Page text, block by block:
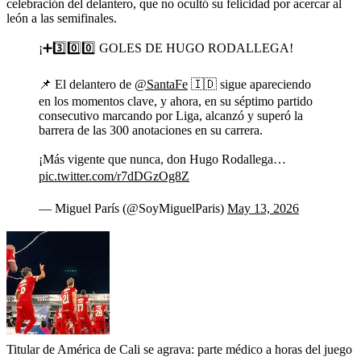
celebración del delantero, que no ocultó su felicidad por acercar al
león a las semifinales.
¡➕3️⃣0️⃣0️⃣ GOLES DE HUGO RODALLEGA!
📌 El delantero de @SantaFe 🇮🇩 sigue apareciendo
en los momentos clave, y ahora, en su séptimo partido
consecutivo marcando por Liga, alcanzó y superó la
barrera de las 300 anotaciones en su carrera.
¡Más vigente que nunca, don Hugo Rodallega…
pic.twitter.com/r7dDGzOg8Z
— Miguel París (@SoyMiguelParis) May 13, 2026
Titular de América de Cali se agrava: parte médico a horas del juego